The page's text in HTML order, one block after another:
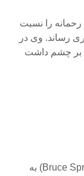
رول سالهای ۱۹۵۰ و ۶۰ جسارتی بی رحمانه را نسبت
رساند. وی در
بر چشم داشت